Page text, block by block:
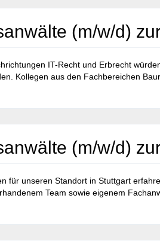
(m/w/d)
IT-Recht und Erbrecht
Kollegen aus den Fachbereichen
(m/w/d)
für unseren Standort in Stuttgart
Team sowie eigenem